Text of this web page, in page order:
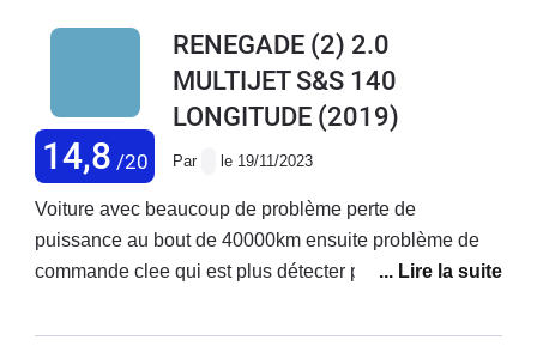
Un véhicule à 35000 € est-il un
véhicule jetable au bout de 8 ans?
C'est une aberration.
14,8 /20
RENEGADE (2) 2.0
MULTIJET S&S 140
LONGITUDE (2019)
Par le 19/11/2023
Voiture avec beaucoup de problème perte de
puissance au bout de 40000km ensuite problème de
commande clee qui est plus détecter par la voiture